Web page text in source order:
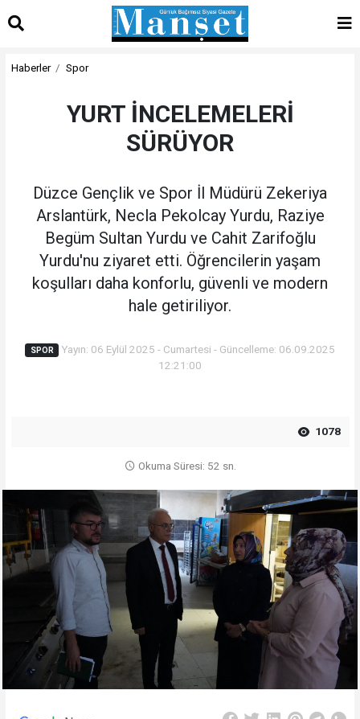
Haberler Spor
YURT İNCELEMELERİ
SÜRÜYOR
Düzce Gençlik ve Spor İl Müdürü Zekeriya
Arslantürk, Necla Pekolcay Yurdu, Raziye
Begüm Sultan Yurdu ve Cahit Zarifoğlu
Yurdu'nu ziyaret etti. Öğrencilerin yaşam
koşulları daha konforlu, güvenli ve modern
hale getiriliyor.
SPOR
Yayın: 06 Eylül 2025 - Cumartesi - Güncelleme: 06.09.2025
12:21:00
1078
Okuma Süresi: 52 sn.